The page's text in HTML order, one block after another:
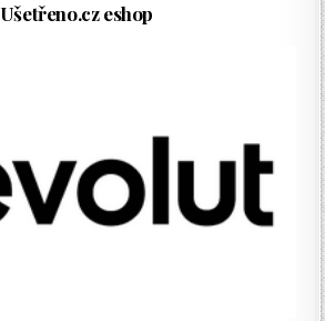
Ušetřeno.cz eshop